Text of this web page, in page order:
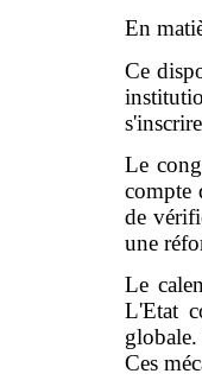
En
Ce
Le
compte
de
une
Le
L'Etat
Ces